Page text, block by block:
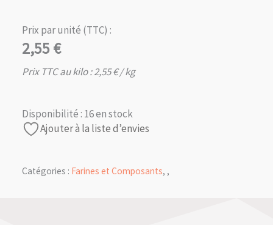
Prix par unité (TTC) :
2,55€
Prix TTC au kilo :2,55€/ kg
Disponibilité : 16 en stock
Ajouter à la liste d’envies
Catégories : Farines et Composants, ,